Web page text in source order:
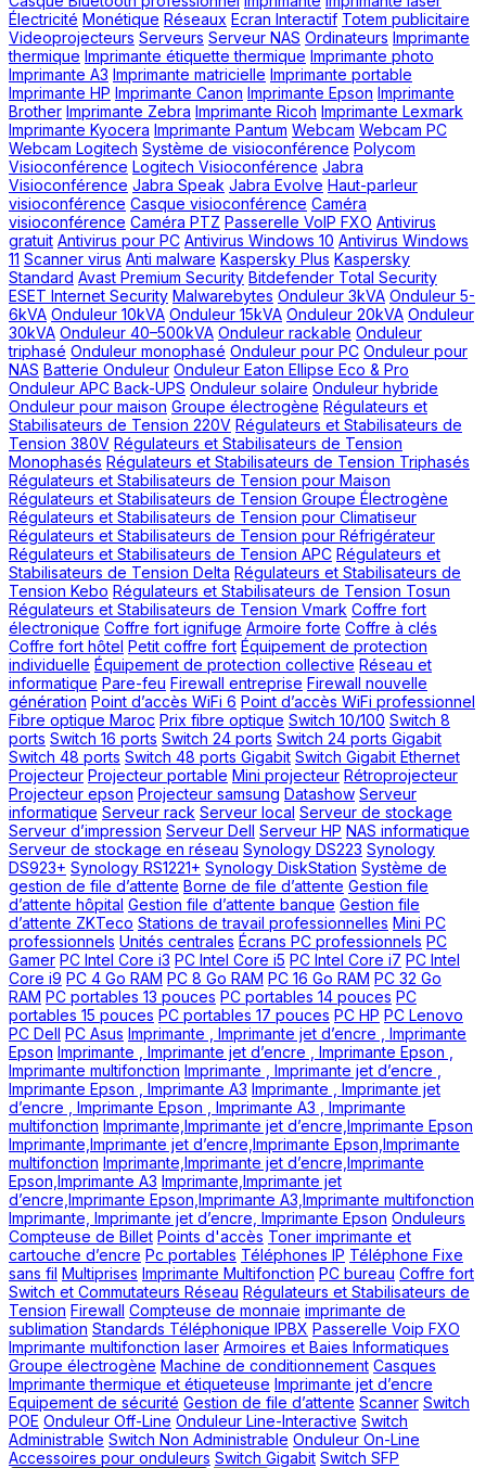
Électricité Monétique Réseaux Ecran Interactif Totem publicitaire
Videoprojecteurs Serveurs Serveur NAS Ordinateurs Imprimante
thermique Imprimante étiquette thermique Imprimante photo
Imprimante A3 Imprimante matricielle Imprimante portable
Imprimante HP Imprimante Canon Imprimante Epson Imprimante
Brother Imprimante Zebra Imprimante Ricoh Imprimante Lexmark
Imprimante Kyocera Imprimante Pantum Webcam Webcam PC
Webcam Logitech Système de visioconférence Polycom
Visioconférence Logitech Visioconférence Jabra
Visioconférence Jabra Speak Jabra Evolve Haut-parleur
visioconférence Casque visioconférence Caméra
visioconférence Caméra PTZ Passerelle VoIP FXO Antivirus
gratuit Antivirus pour PC Antivirus Windows 10 Antivirus Windows
11 Scanner virus Anti malware Kaspersky Plus Kaspersky
Standard Avast Premium Security Bitdefender Total Security
ESET Internet Security Malwarebytes Onduleur 3kVA Onduleur 5-
6kVA Onduleur 10kVA Onduleur 15kVA Onduleur 20kVA Onduleur
30kVA Onduleur 40–500kVA Onduleur rackable Onduleur
triphasé Onduleur monophasé Onduleur pour PC Onduleur pour
NAS Batterie Onduleur Onduleur Eaton Ellipse Eco & Pro
Onduleur APC Back-UPS Onduleur solaire Onduleur hybride
Onduleur pour maison Groupe électrogène Régulateurs et
Stabilisateurs de Tension 220V Régulateurs et Stabilisateurs de
Tension 380V Régulateurs et Stabilisateurs de Tension
Monophasés Régulateurs et Stabilisateurs de Tension Triphasés
Régulateurs et Stabilisateurs de Tension pour Maison
Régulateurs et Stabilisateurs de Tension Groupe Électrogène
Régulateurs et Stabilisateurs de Tension pour Climatiseur
Régulateurs et Stabilisateurs de Tension pour Réfrigérateur
Régulateurs et Stabilisateurs de Tension APC Régulateurs et
Stabilisateurs de Tension Delta Régulateurs et Stabilisateurs de
Tension Kebo Régulateurs et Stabilisateurs de Tension Tosun
Régulateurs et Stabilisateurs de Tension Vmark Coffre fort
électronique Coffre fort ignifuge Armoire forte Coffre à clés
Coffre fort hôtel Petit coffre fort Équipement de protection
individuelle Équipement de protection collective Réseau et
informatique Pare-feu Firewall entreprise Firewall nouvelle
génération Point d’accès WiFi 6 Point d’accès WiFi professionnel
Fibre optique Maroc Prix fibre optique Switch 10/100 Switch 8
ports Switch 16 ports Switch 24 ports Switch 24 ports Gigabit
Switch 48 ports Switch 48 ports Gigabit Switch Gigabit Ethernet
Projecteur Projecteur portable Mini projecteur Rétroprojecteur
Projecteur epson Projecteur samsung Datashow Serveur
informatique Serveur rack Serveur local Serveur de stockage
Serveur d’impression Serveur Dell Serveur HP NAS informatique
Serveur de stockage en réseau Synology DS223 Synology
DS923+ Synology RS1221+ Synology DiskStation Système de
gestion de file d’attente Borne de file d’attente Gestion file
d’attente hôpital Gestion file d’attente banque Gestion file
d’attente ZKTeco Stations de travail professionnelles Mini PC
professionnels Unités centrales Écrans PC professionnels PC
Gamer PC Intel Core i3 PC Intel Core i5 PC Intel Core i7 PC Intel
Core i9 PC 4 Go RAM PC 8 Go RAM PC 16 Go RAM PC 32 Go
RAM PC portables 13 pouces PC portables 14 pouces PC
portables 15 pouces PC portables 17 pouces PC HP PC Lenovo
PC Dell PC Asus Imprimante , Imprimante jet d’encre , Imprimante
Epson Imprimante , Imprimante jet d’encre , Imprimante Epson ,
Imprimante multifonction Imprimante , Imprimante jet d’encre ,
Imprimante Epson , Imprimante A3 Imprimante , Imprimante jet
d’encre , Imprimante Epson , Imprimante A3 , Imprimante
multifonction Imprimante,Imprimante jet d’encre,Imprimante Epson
Imprimante,Imprimante jet d’encre,Imprimante Epson,Imprimante
multifonction Imprimante,Imprimante jet d’encre,Imprimante
Epson,Imprimante A3 Imprimante,Imprimante jet
d’encre,Imprimante Epson,Imprimante A3,Imprimante multifonction
Imprimante, Imprimante jet d’encre, Imprimante Epson Onduleurs
Compteuse de Billet Points d'accès Toner imprimante et
cartouche d’encre Pc portables Téléphones IP Téléphone Fixe
sans fil Multiprises Imprimante Multifonction PC bureau Coffre fort
Switch et Commutateurs Réseau Régulateurs et Stabilisateurs de
Tension Firewall Compteuse de monnaie imprimante de
sublimation Standards Téléphonique IPBX Passerelle Voip FXO
Imprimante multifonction laser Armoires et Baies Informatiques
Groupe électrogène Machine de conditionnement Casques
Imprimante thermique et étiqueteuse Imprimante jet d’encre
Equipement de sécurité Gestion de file d’attente Scanner Switch
POE Onduleur Off-Line Onduleur Line-Interactive Switch
Administrable Switch Non Administrable Onduleur On-Line
Accessoires pour onduleurs Switch Gigabit Switch SFP